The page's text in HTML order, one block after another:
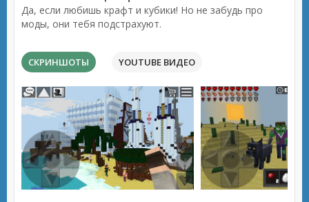
Да, если любишь крафт и кубики! Но не забудь про
моды, они тебя подстрахуют.
СКРИНШОТЫ YOUTUBE ВИДЕО